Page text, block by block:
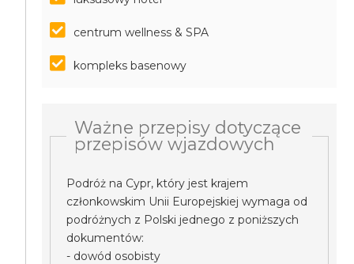
centrum wellness & SPA
kompleks basenowy
Ważne przepisy dotyczące
przepisów wjazdowych
Podróż na Cypr, który jest krajem
członkowskim Unii Europejskiej wymaga od
podróżnych z Polski jednego z poniższych
dokumentów:
- dowód osobisty